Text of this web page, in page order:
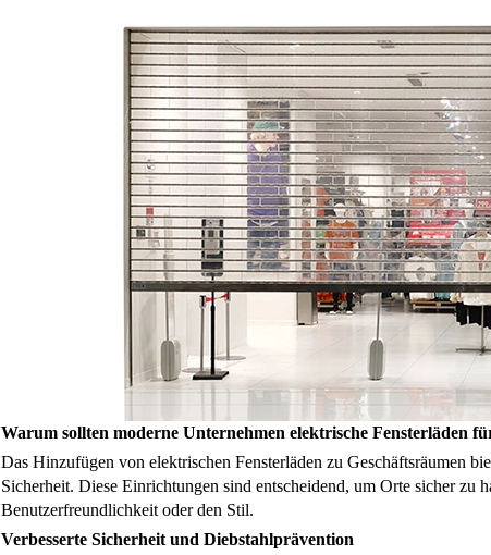
Warum sollten moderne Unternehmen elektrische Fensterläden
Das Hinzufügen von elektrischen Fensterläden zu Geschäftsräumen
Sicherheit. Diese Einrichtungen sind entscheidend, um Orte sicher zu
Benutzerfreundlichkeit oder den Stil.
Verbesserte Sicherheit und Diebstahlprävention